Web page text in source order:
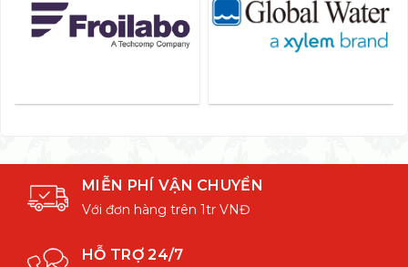
MIỄN PHÍ VẬN CHUYỂN
Với đơn hàng trên 1tr VNĐ
HỖ TRỢ 24/7